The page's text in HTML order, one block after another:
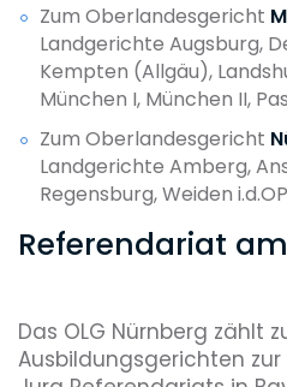
Zum Oberlandesgericht
Landgerichte Augsburg,
Kempten (Allgäu),
München I, München II,
Zum Oberlandesgericht
Landgerichte Amberg,
Regensburg, Weiden
Referendariat
Das OLG Nürnberg zählt
Ausbildungsgerichten